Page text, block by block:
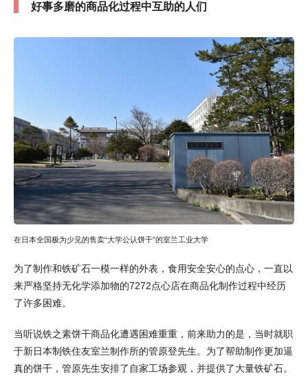
好事多磨的商品化过程中互助的人们
在日本全国极为少见的售卖“大学公认饼干”的室兰工业大学
为了制作和铁矿石一模一样的外表，食用安全安心的点心，一直以
来严格坚持无化学添加物的7272点心店在商品化制作过程中经历
了许多困难。
当听说铁之素饼干商品化遭遇困难重重，前来助力的是，当时就职
于新日本制铁住友室兰制作所的管原登先生。为了帮助制作更加逼
真的饼干，管原先生安排了自家工场参观，并提供了大量铁矿石。